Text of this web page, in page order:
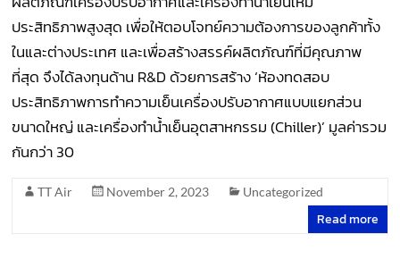
ประสิทธิภาพสูงสุด เพื่อให้ตอบโจทย์ความต้องการของลูกค้าทั้ง
ในและต่างประเทศ และเพื่อสร้างสรรค์ผลิตภัณฑ์ที่มีคุณภาพ
ที่สุด จึงได้ลงทุนด้าน R&D ด้วยการสร้าง ‘ห้องทดสอบ
ประสิทธิภาพการทำความเย็นเครื่องปรับอากาศแบบแยกส่วน
ขนาดใหญ่ และเครื่องทำน้ำเย็นอุตสาหกรรม (Chiller)’ มูลค่ารวม
กันกว่า 30
TT Air November 2, 2023 Uncategorized
Read more